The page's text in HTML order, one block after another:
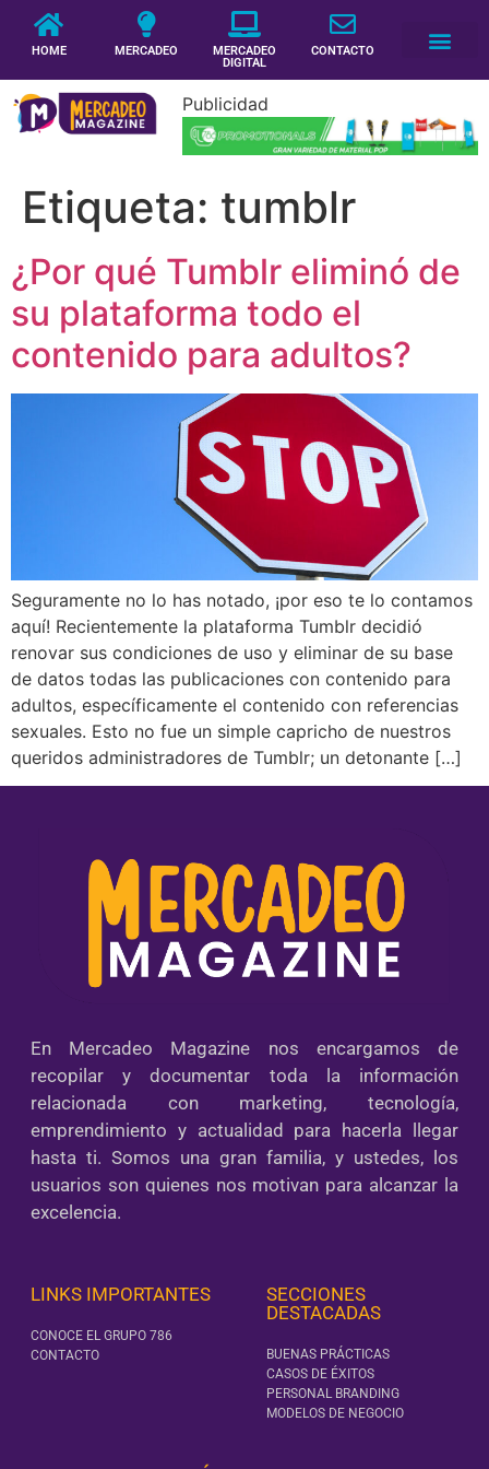
HOME MERCADEO
MERCADEO
DIGITAL
CONTACTO
Publicidad
Etiqueta: tumblr
¿Por qué Tumblr eliminó de
su plataforma todo el
contenido para adultos?
Seguramente no lo has notado, ¡por eso te lo contamos
aquí! Recientemente la plataforma Tumblr decidió
renovar sus condiciones de uso y eliminar de su base
de datos todas las publicaciones con contenido para
adultos, específicamente el contenido con referencias
sexuales. Esto no fue un simple capricho de nuestros
queridos administradores de Tumblr; un detonante […]
En Mercadeo Magazine nos encargamos de
recopilar y documentar toda la información
relacionada con marketing, tecnología,
emprendimiento y actualidad para hacerla llegar
hasta ti. Somos una gran familia, y ustedes, los
usuarios son quienes nos motivan para alcanzar la
excelencia.
LINKS IMPORTANTES
CONOCE EL GRUPO 786
CONTACTO
SECCIONES
DESTACADAS
BUENAS PRÁCTICAS
CASOS DE ÉXITOS
PERSONAL BRANDING
MODELOS DE NEGOCIO